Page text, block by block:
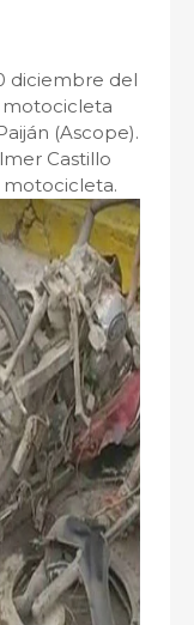
diciembre del
motocicleta
(Ascope).
Castillo
motocicleta.